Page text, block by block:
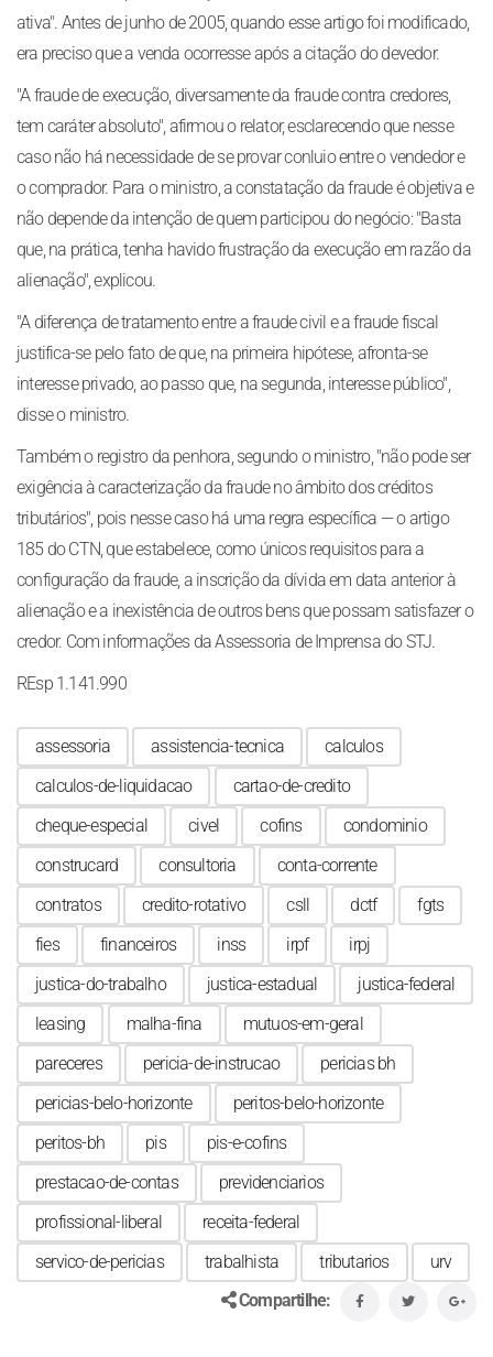
ativa". Antes de junho de 2005, quando esse artigo foi modificado,
era preciso que a venda ocorresse após a citação do devedor.
"A fraude de execução, diversamente da fraude contra credores,
tem caráter absoluto", afirmou o relator, esclarecendo que nesse
caso não há necessidade de se provar conluio entre o vendedor e
o comprador. Para o ministro, a constatação da fraude é objetiva e
não depende da intenção de quem participou do negócio: "Basta
que, na prática, tenha havido frustração da execução em razão da
alienação", explicou.
"A diferença de tratamento entre a fraude civil e a fraude fiscal
justifica-se pelo fato de que, na primeira hipótese, afronta-se
interesse privado, ao passo que, na segunda, interesse público",
disse o ministro.
Também o registro da penhora, segundo o ministro, "não pode ser
exigência à caracterização da fraude no âmbito dos créditos
tributários", pois nesse caso há uma regra específica — o artigo
185 do CTN, que estabelece, como únicos requisitos para a
configuração da fraude, a inscrição da dívida em data anterior à
alienação e a inexistência de outros bens que possam satisfazer o
credor. Com informações da Assessoria de Imprensa do STJ.
REsp 1.141.990
assessoria assistencia-tecnica
calculos
calculos-de-liquidacao
cartao-de-credito
cheque-especial
civel cofins
condominio
construcard
consultoria
conta-corrente
contratos
credito-rotativo csll dctf
fgts
fies
financeiros inss irpf
irpj
justica-do-trabalho
justica-estadual
justica-federal
leasing
malha-fina
mutuos-em-geral
pareceres
pericia-de-instrucao
pericias bh
pericias-belo-horizonte
peritos-belo-horizonte
peritos-bh
pis
pis-e-cofins
prestacao-de-contas
previdenciarios
profissional-liberal
receita-federal
servico-de-pericias
trabalhista tributarios
urv
Compartilhe: